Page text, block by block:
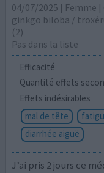
04/07/2025 | Femme |
ginkgo biloba /
(2)
Pas dans la liste
Efficacité
Quantité effets
Effets indésirables
mal de tête
diarrhée aiguë
J’ai pris 2 jours ce